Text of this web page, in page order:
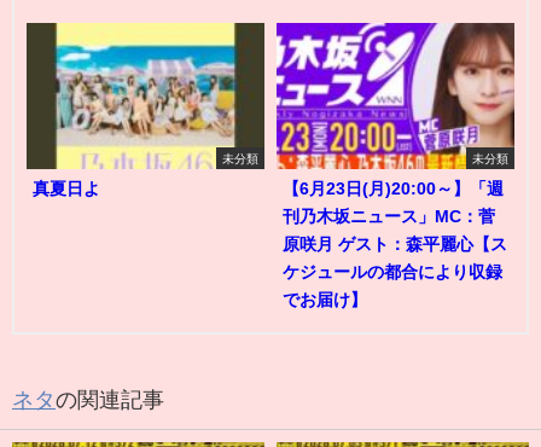
未分類
真夏日よ
未分類
【6月23日(月)20:00～】「週
刊乃木坂ニュース」MC：菅
原咲月 ゲスト：森平麗心【ス
ケジュールの都合により収録
でお届け】
ネタの関連記事